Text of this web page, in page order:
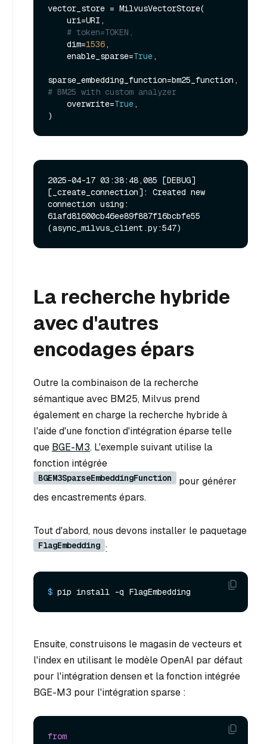
vector_store = MilvusVectorStore(
# token=TOKEN,
    dim=
1536,
    enable_sparse=
True,
# BM25 with custom analyzer
    overwrite=
True,
2025-04-17 03:38:48,085 [DEBUG]
[_create_connection]: Created new
connection using:
61afd81600cb46ee89f887f16bcbfe55
La recherche hybride
avec d'autres
encodages épars
Outre la combinaison de la recherche
sémantique avec BM25, Milvus prend
également en charge la recherche hybride à
l'aide d'une fonction d'intégration éparse telle
que BGE-M3. L'exemple suivant utilise la
fonction intégrée
BGEM3SparseEmbeddingFunction
pour générer
des encastrements épars.
Tout d'abord, nous devons installer le paquetage
FlagEmbedding :
$ pip install -q FlagEmbedding
Ensuite, construisons le magasin de vecteurs et
l'index en utilisant le modèle OpenAI par défaut
pour l'intégration densen et la fonction intégrée
BGE-M3 pour l'intégration sparse :
from